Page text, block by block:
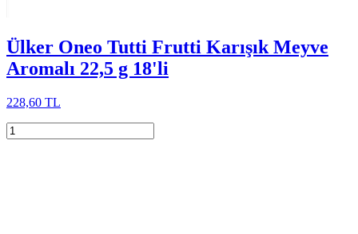
Ülker Oneo Tutti Frutti Karışık Meyve
Aromalı 22,5 g 18'li
228,60 TL